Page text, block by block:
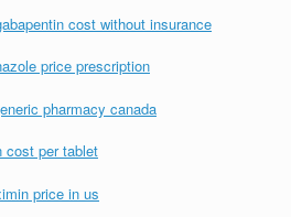
cost without insurance
price prescription
pharmacy canada
cost per tablet
price in us